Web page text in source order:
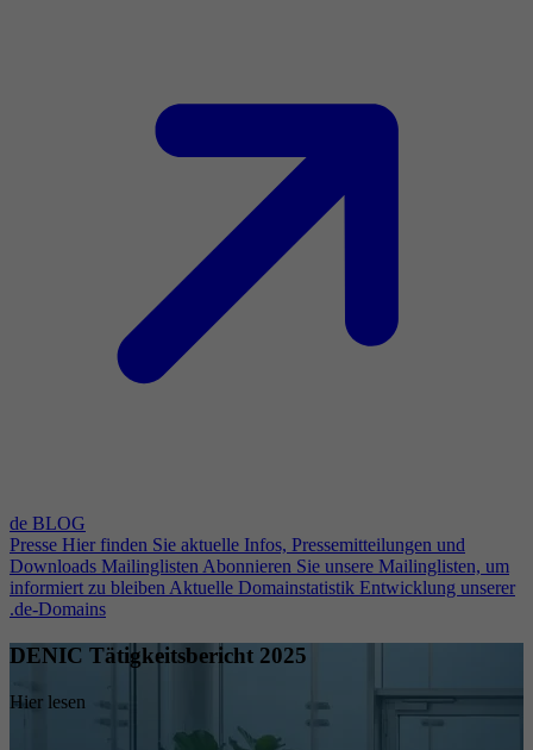
de BLOG
Presse Hier finden Sie aktuelle Infos, Pressemitteilungen und
Downloads Mailinglisten Abonnieren Sie unsere Mailinglisten, um
informiert zu bleiben Aktuelle Domainstatistik Entwicklung unserer
.de-Domains
DENIC Tätigkeitsbericht 2025
Hier lesen